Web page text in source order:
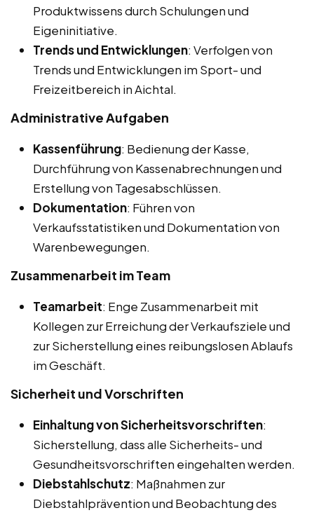
Produktwissens durch Schulungen und
Eigeninitiative.
Trends und Entwicklungen: Verfolgen von
Trends und Entwicklungen im Sport- und
Freizeitbereich in Aichtal.
Administrative Aufgaben
Kassenführung: Bedienung der Kasse,
Durchführung von Kassenabrechnungen und
Erstellung von Tagesabschlüssen.
Dokumentation: Führen von
Verkaufsstatistiken und Dokumentation von
Warenbewegungen.
Zusammenarbeit im Team
Teamarbeit: Enge Zusammenarbeit mit
Kollegen zur Erreichung der Verkaufsziele und
zur Sicherstellung eines reibungslosen Ablaufs
im Geschäft.
Sicherheit und Vorschriften
Einhaltung von Sicherheitsvorschriften:
Sicherstellung, dass alle Sicherheits- und
Gesundheitsvorschriften eingehalten werden.
Diebstahlschutz: Maßnahmen zur
Diebstahlprävention und Beobachtung des